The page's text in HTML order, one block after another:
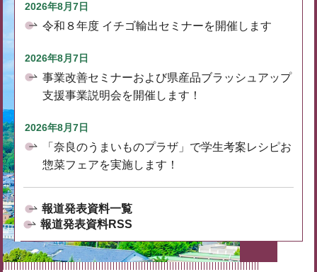
2026年8月7日
令和８年度 イチゴ輸出セミナーを開催します
2026年8月7日
事業改善セミナーおよび県産品ブラッシュアップ
支援事業説明会を開催します！
2026年8月7日
「奈良のうまいものプラザ」で学生考案レシピお
惣菜フェアを実施します！
報道発表資料一覧
報道発表資料RSS